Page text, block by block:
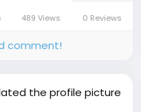
489 Views 0 Reviews
comment!
the profile picture